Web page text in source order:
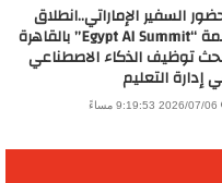
السفير الإماراتي..انطلاق
قمة “Egypt AI Summit” بالقاهرة
توظيف الذكاء الاصطناعي
إدارة التعليم
2026/07/06 9:19:53 مساءً